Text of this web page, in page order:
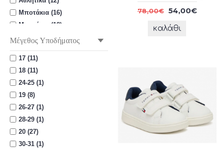
Μποτάκια (16)
Μποτάκια (18)
Μπότες (16)
Πάνινα / Sneakers (52)
Μπαρέτες / Μπαλαρίνες (3)
Πέδιλα / Σανδάλια (20)
Πάνινα / Sneakers (49)
Πέδιλα / Σανδάλια (29)
Μέγεθος Υποδήματος
17 (11)
18 (11)
24-25 (1)
19 (8)
26-27 (1)
28-29 (1)
20 (27)
30-31 (1)
78,00€ 54,00€
καλάθι